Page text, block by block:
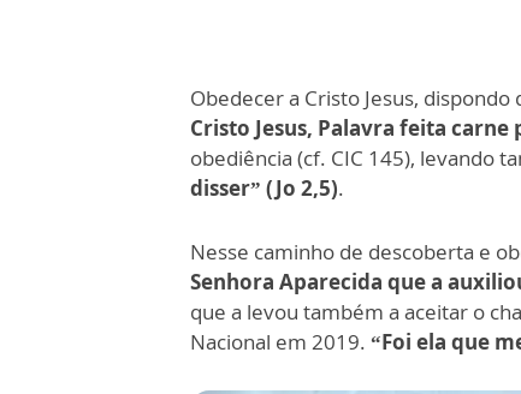
Obedecer a Cristo Jesus,
Cristo Jesus, Palavra feita
obediência (cf. CIC 145), levando
disser” (Jo 2,5).
Nesse caminho de descoberta e
Senhora Aparecida que a
que a levou também a aceitar o
Nacional em 2019. “Foi ela que